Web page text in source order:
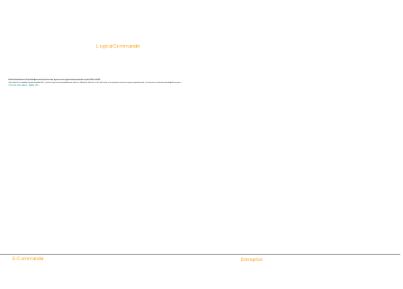
Logical Commander
E-Commander Entreprise